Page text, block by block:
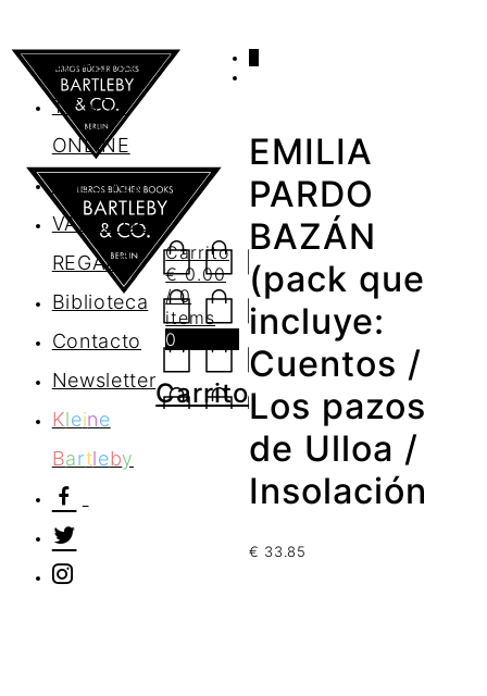
AGENDA
TIENDA
ONLINE
Nosotros
VALES DE
REGALO
Biblioteca
Contacto
Newsletter
Kleine
Bartleby
Carrito
€0.00
/ 0
items
0
Carrito
EMILIA
PARDO
BAZÁN
(pack que
incluye:
Cuentos /
Los pazos
de Ulloa /
Insolación
€ 33.85